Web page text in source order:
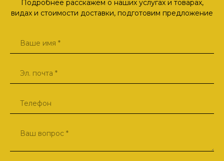
Подробнее расскажем о наших услугах и товарах,
видах и стоимости доставки, подготовим предложение